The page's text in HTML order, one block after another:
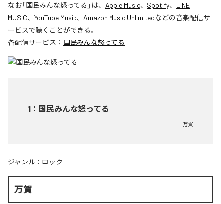
なお「国民みんな怒ってる 」は、 Apple Music、 Spotify、 LINE
MUSIC、 YouTube Music、 Amazon Music Unlimitedなどの音楽配信サ
ービスで聴くことができる。
各配信サービス： 国民みんな怒ってる
1 ： 国民みんな怒ってる
万賀
ジャンル： ロック
万賀